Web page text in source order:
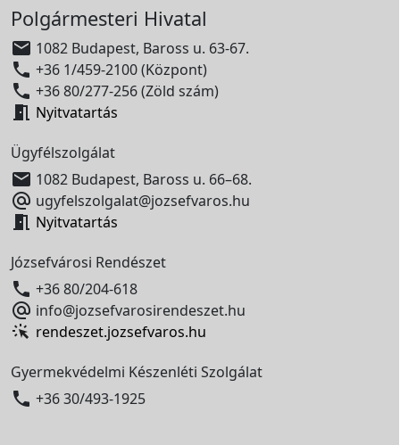
Polgármesteri Hivatal
 1082 Budapest, Baross u. 63-67.
 +36 1/459-2100 (Központ)
 +36 80/277-256 (Zöld szám)
 Nyitvatartás
Ügyfélszolgálat
 1082 Budapest, Baross u. 66–68.
 ugyfelszolgalat@jozsefvaros.hu
 Nyitvatartás
Józsefvárosi Rendészet
 +36 80/204-618
 info@jozsefvarosirendeszet.hu
rendeszet.jozsefvaros.hu
Gyermekvédelmi Készenléti Szolgálat
 +36 30/493-1925